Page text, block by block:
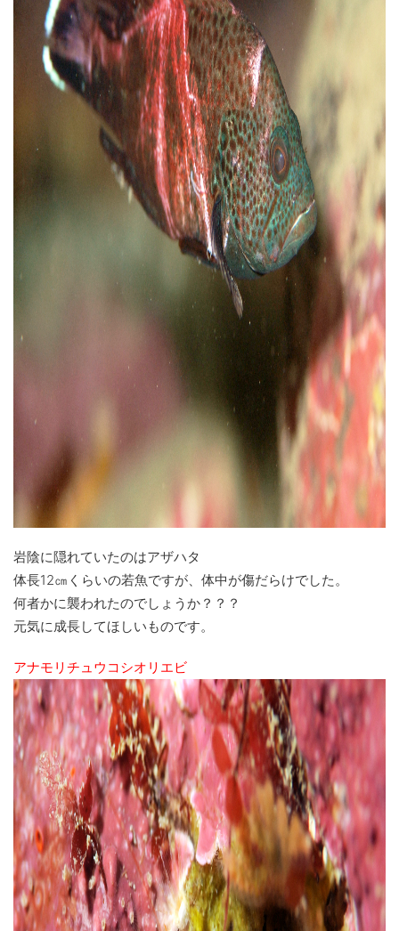
岩陰に隠れていたのはアザハタ
体長12㎝くらいの若魚ですが、体中が傷だらけでした。
何者かに襲われたのでしょうか？？？
元気に成長してほしいものです。
アナモリチュウコシオリエビ